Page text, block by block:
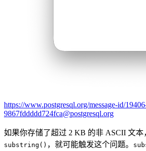
https://www.postgresql.org/message-id/
9867fddddd724fca@postgresql.org
如果你存储了超过 2 KB 的非 ASCII 文本
substring() ，就可能触发这个问题。